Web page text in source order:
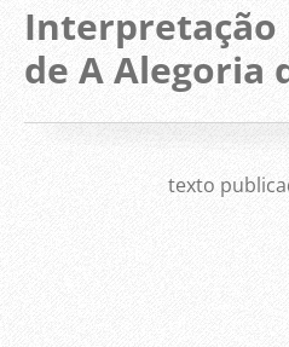
Interpretação
de A Alegoria
texto